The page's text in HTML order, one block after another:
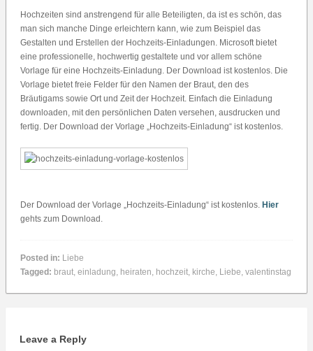
Hochzeiten sind anstrengend für alle Beteiligten, da ist es schön, das
man sich manche Dinge erleichtern kann, wie zum Beispiel das
Gestalten und Erstellen der Hochzeits-Einladungen. Microsoft bietet
eine professionelle, hochwertig gestaltete und vor allem schöne
Vorlage für eine Hochzeits-Einladung. Der Download ist kostenlos. Die
Vorlage bietet freie Felder für den Namen der Braut, den des
Bräutigams sowie Ort und Zeit der Hochzeit. Einfach die Einladung
downloaden, mit den persönlichen Daten versehen, ausdrucken und
fertig. Der Download der Vorlage „Hochzeits-Einladung“ ist kostenlos.
Der Download der Vorlage „Hochzeits-Einladung“ ist kostenlos. Hier
gehts zum Download.
Posted in: Liebe
Tagged: braut, einladung, heiraten, hochzeit, kirche, Liebe, valentinstag
Leave a Reply